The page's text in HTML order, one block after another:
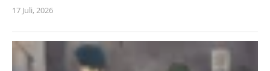
17 Juli, 2026